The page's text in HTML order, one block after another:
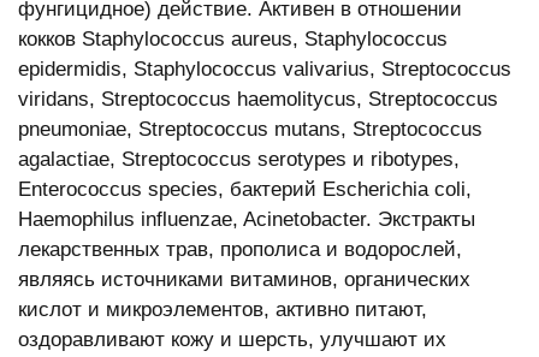
фунгицидное) действие. Активен в отношении
кокков Staphylococcus aureus, Staphylococcus
epidermidis, Staphylococcus valivarius, Streptococcus
viridans, Streptococcus haemolitycus, Streptococcus
pneumoniae, Streptococcus mutans, Streptococcus
agalactiae, Streptococcus serotypes и ribotypes,
Enterococcus species, бактерий Escherichia coli,
Haemophilus influenzae, Acinetobacter. Экстракты
лекарственных трав, прополиса и водорослей,
являясь источниками витаминов, органических
кислот и микроэлементов, активно питают,
оздоравливают кожу и шерсть, улучшают их